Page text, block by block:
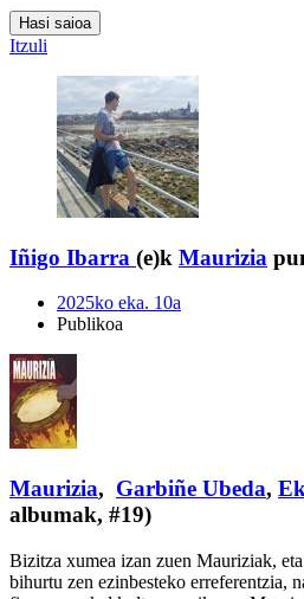
Hasi saioa
Itzuli
Iñigo Ibarra (e)k Maurizia
2025ko eka. 10a
Publikoa
Maurizia, Garbiñe Ubeda,
albumak, #19)
Bizitza xumea izan zuen Mauriziak,
bihurtu zen ezinbesteko erreferentzia,